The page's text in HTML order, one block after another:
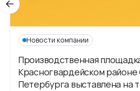
Новости компании
Производственная
Красногвардейском районе
Петербурга выставлена на